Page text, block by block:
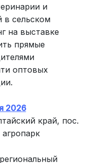
и
в сельском
на выставке
прямые
оптовых
2026
край, пос.